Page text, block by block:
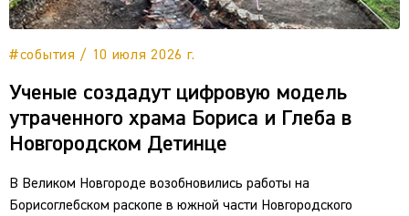
#события / 10 июля 2026 г.
Ученые создадут цифровую модель
утраченного храма Бориса и Глеба в
Новгородском Детинце
В Великом Новгороде возобновились работы на
Борисоглебском раскопе в южной части Новгородского